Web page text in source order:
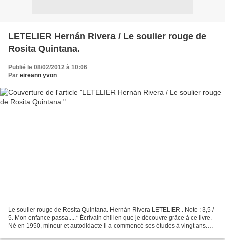
LETELIER Hernán Rivera / Le soulier rouge de
Rosita Quintana.
Publié le 08/02/2012 à 10:06
Par eireann yvon
Le soulier rouge de Rosita Quintana. Hernán Rivera LETELIER . Note : 3,5 /
5. Mon enfance passa.....* Écrivain chilien que je découvre grâce à ce livre.
Né en 1950, mineur et autodidacte il a commencé ses études à vingt ans.